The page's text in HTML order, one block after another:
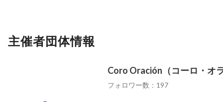
主催者団体情報
Coro Oración（コーロ・オ
フォロワー数：197